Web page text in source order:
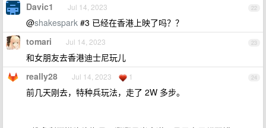
22
Davic1 Jul 14, 2023
@shakespark #3 已经在香港上映了吗？？
23
tomari Jul 14, 2023
和女朋友去香港迪士尼玩儿
24
really28 Jul 14, 2023 1
前几天刚去，特种兵玩法，走了 2W 多步。